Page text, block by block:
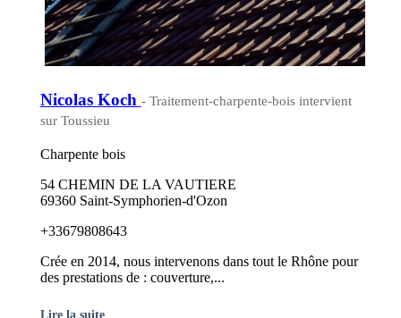
Nicolas Koch - Traitement-charpente-bois intervient
sur Toussieu
Charpente bois
54 CHEMIN DE LA VAUTIERE
69360 Saint-Symphorien-d'Ozon
+33679808643
Crée en 2014, nous intervenons dans tout le Rhône pour
des prestations de : couverture,...
Lire la suite